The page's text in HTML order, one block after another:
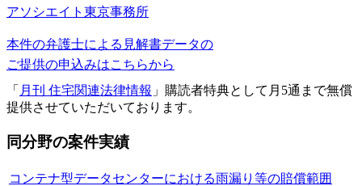
アソシエイト 東京事務所
本件の弁護士による見解書データの
ご提供の申込みはこちらから
「 月刊 住宅関連法律情報 」購読者特典として月5通まで無償
提供させていただいております。
同分野の案件実績
コンテナ型データセンターにおける雨漏り等の賠償範囲